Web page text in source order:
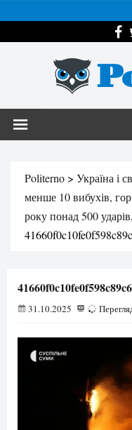
Politerno > Україна і
менше 10 вибухів,
року понад 500
31.10.2025 27